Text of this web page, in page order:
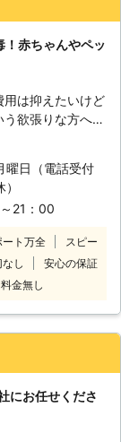
間も短縮。そし
での作業を心掛け
貨物物件などに出
、防除も対応し
いな虫がいたけ
でもしてもらい
も一度シロアリ
ロアリを
は、出現時のみ
布による対策が
シロアリ110番
ーも充実、ご利
！赤ちゃんやペッ
用は抑えたいけど
う欲張りな方へ
毒工事に1平米
応します！ 5年
、1年毎に無償
行います！ 自
人が最後まで施
からこそ出来る
ーマンスを体験
社ALT
曜日（電話受付
21：00
ート万全
スピー
し
安心の保証
金無し
にお任せくださ